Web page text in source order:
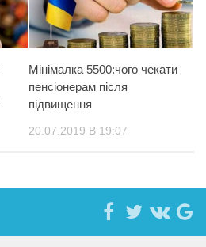
Мінімалка 5500:чого чекати
пенсіонерам після
підвищення
20.07.2019 В 19:07